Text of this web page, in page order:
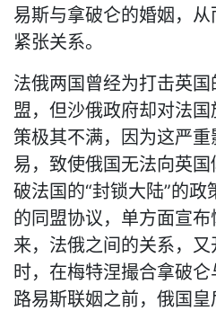
易斯与拿破仑的婚姻，
紧张关系。
法俄两国曾经为打击英
盟，但沙俄政府却对法国
策极其不满，因为这严
易，致使俄国无法向英
破法国的“封锁大陆”的
的同盟协议，单方面宣
来，法俄之间的关系，
时，在梅特涅撮合拿破仑
路易斯联姻之前，俄国